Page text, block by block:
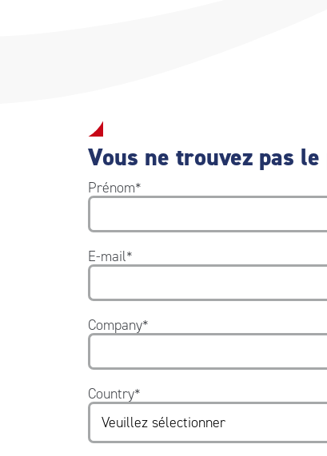
Vous ne trouvez pas
Prénom*
E-mail*
Company*
Country*